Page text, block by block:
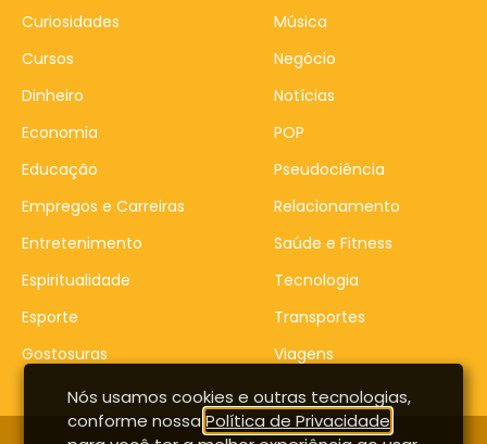
Curiosidades
Cursos
Dinheiro
Economia
Educação
Empregos e Carreiras
Entretenimento
Espiritualidade
Esporte
Gostosuras
Música
Negócio
Notícias
POP
Pseudociência
Relacionamento
Saúde e Fitness
Tecnologia
Transportes
Viagens
Nós usamos cookies e outras tecnologias,
conforme nossaPolítica de Privacidade